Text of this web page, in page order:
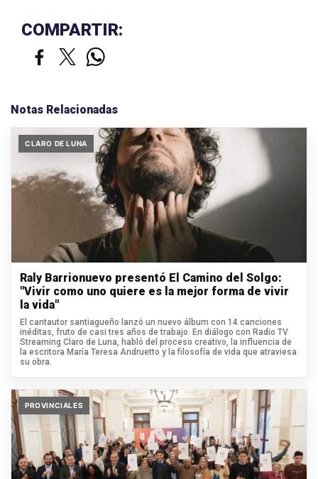
COMPARTIR:
Notas Relacionadas
CLARO DE LUNA
Raly Barrionuevo presentó El Camino del Solgo:
"Vivir como uno quiere es la mejor forma de vivir
la vida"
El cantautor santiagueño lanzó un nuevo álbum con 14 canciones
inéditas, fruto de casi tres años de trabajo. En diálogo con Radio TV
Streaming Claro de Luna, habló del proceso creativo, la influencia de
la escritora María Teresa Andruetto y la filosofía de vida que atraviesa
su obra.
PROVINCIALES